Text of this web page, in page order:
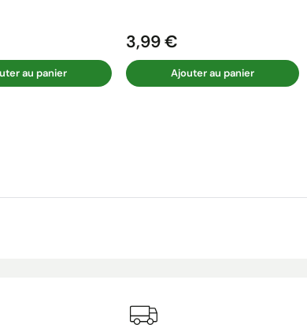
au panier
Prix
3,99 €
Ajouter au panier